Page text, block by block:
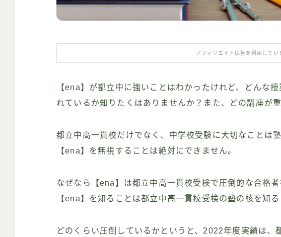
アフィリエイト広告を利用してい
【ena】が都立中に強いことはわかったけれど、どんな
れているか知りたくはありませんか？また、どの講座が
都立中高一貫校だけでなく、中学校受験に大切なことは
【ena】を無視することは絶対にできません。
なぜなら【ena】は都立中高一貫校受検で圧倒的な合格
【ena】を知ることは都立中高一貫校受検の塾の核を知る
どのくらい圧倒しているかというと、2022年度実績は、